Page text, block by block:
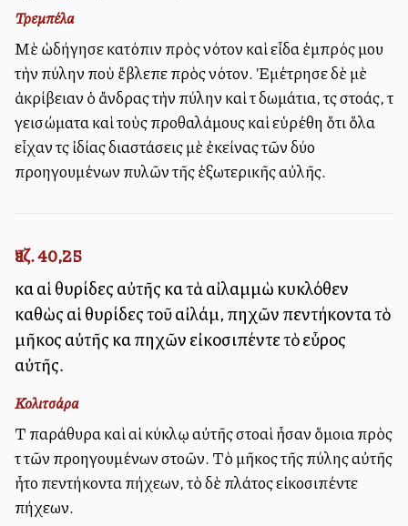
Τρεμπέλα
Μὲ ὡδήγησε κατόπιν πρὸς νότον καὶ εἶδα ἐμπρός μου
τὴν πύλην ποὺ ἔβλεπε πρὸς νότον. Ἐμέτρησε δὲ μὲ
ἀκρίβειαν ὁ ἄνδρας τὴν πύλην καὶ τὰ δωμάτια, τὰς στοάς, τὰ
γεισώματα καὶ τοὺς προθαλάμους καὶ εὑρέθη ὅτι ὅλα
εἶχαν τὰς ἰδίας διαστάσεις μὲ ἐκείνας τῶν δύο
προηγουμένων πυλῶν τῆς ἐξωτερικῆς αὐλῆς.
Ἰεζ. 40,25
καὶ αἱ θυρίδες αὐτῆς καὶ τὰ αἰλαμμὼ κυκλόθεν
καθὼς αἱ θυρίδες τοῦ αἰλάμ, πηχῶν πεντήκοντα τὸ
μῆκος αὐτῆς καὶ πηχῶν εἰκοσιπέντε τὸ εὖρος
αὐτῆς.
Κολιτσάρα
Τὰ παράθυρα καὶ αἱ κύκλῳ αὐτῆς στοαὶ ἦσαν ὅμοια πρὸς
τὰ τῶν προηγουμένων στοῶν. Τὸ μῆκος τῆς πύλης αὐτῆς
ἦτο πεντήκοντα πήχεων, τὸ δὲ πλάτος εἰκοσιπέντε
πήχεων.